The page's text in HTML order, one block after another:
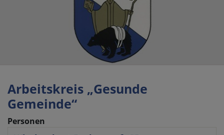
Arbeitskreis „Gesunde
Gemeinde“
Personen